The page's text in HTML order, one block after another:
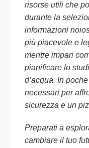
risorse utili che
durante la
informazioni
più piacevole e
mentre impari
pianificare lo
d’acqua. In
necessari per
sicurezza e un
Preparati a
cambiare il tuo